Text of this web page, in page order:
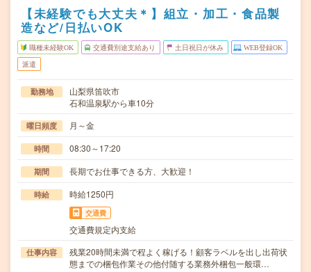
【未経験でも大丈夫＊】組立・加工・食品製
造など/日払いOK
職種未経験OK 交通費別途支給あり 土日祝日が休み WEB登録OK
派遣
勤務地
山梨県笛吹市
石和温泉駅から車10分
曜日頻度 月～金
時間 08:30～17:20
期間 長期でお仕事できる方、大歓迎！
時給 時給1250円
交通費
交通費規定内支給
仕事内容
残業20時間未満で程よく稼げる！顧客ラベルを出し出荷状
態までの梱包作業その他付随する業務外梱包一般環…